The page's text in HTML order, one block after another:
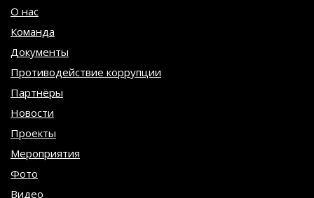
О нас
Команда
Документы
Противодействие коррупции
Партнёры
Новости
Проекты
Мероприятия
Фото
Видео